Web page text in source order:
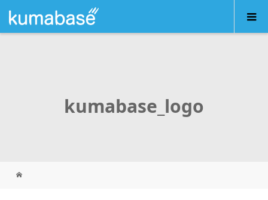
kumabase_logo